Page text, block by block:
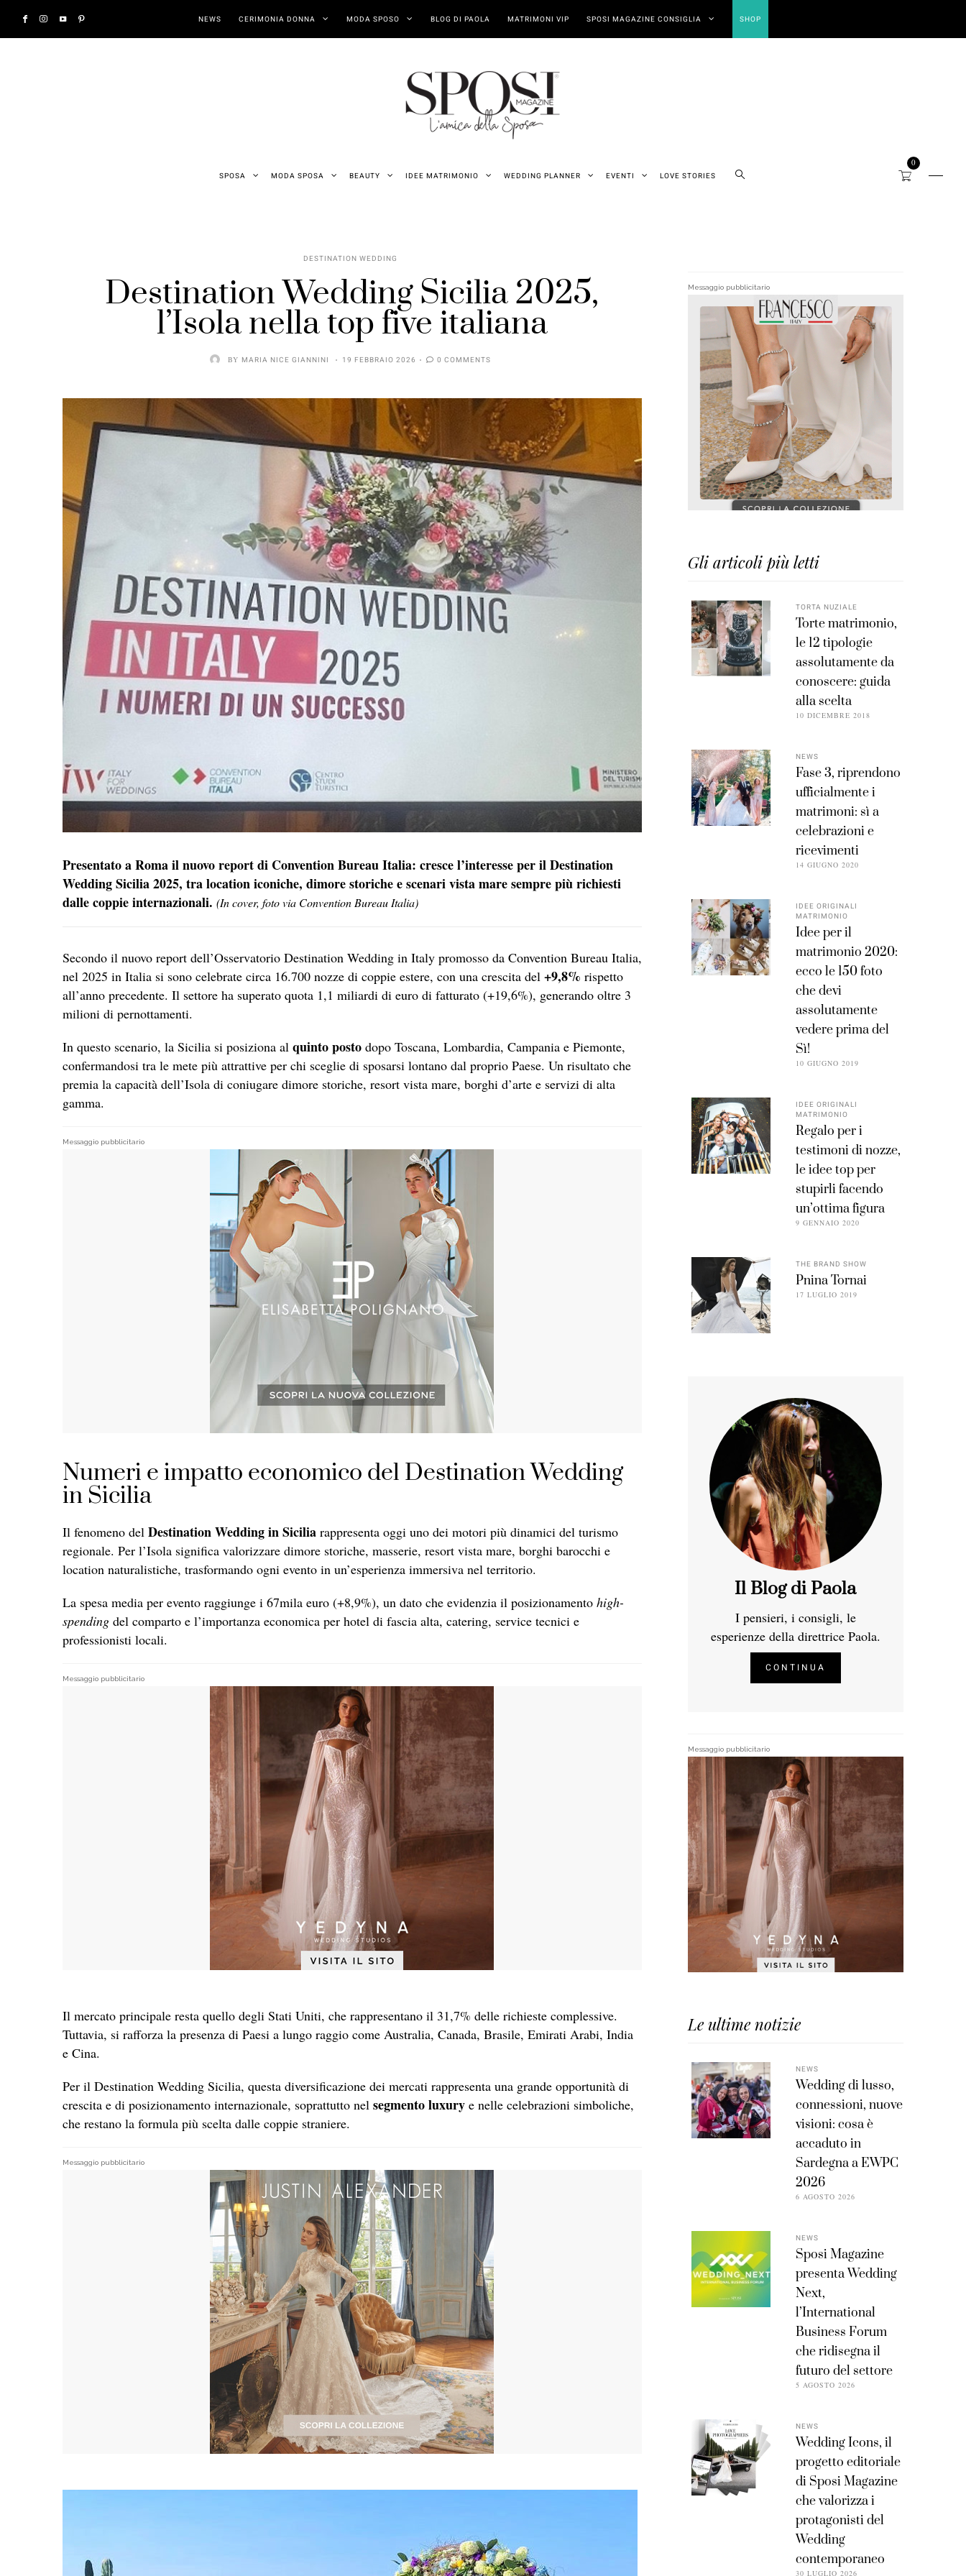
NEWS CERIMONIA DONNA MODA SPOSO BLOG DI PAOLA MATRIMONI VIP SPOSI MAGAZINE CONSIGLIA SHOP
SPOSA MODA SPOSA BEAUTY IDEE MATRIMONIO WEDDING PLANNER EVENTI LOVE STORIES
0
DESTINATION WEDDING
Destination Wedding Sicilia 2025,
l’Isola nella top five italiana
BY MARIA NICE GIANNINI 19 FEBBRAIO 2026 0 COMMENTS
Presentato a Roma il nuovo report di Convention Bureau Italia: cresce l’interesse per il Destination
Wedding Sicilia 2025, tra location iconiche, dimore storiche e scenari vista mare sempre più richiesti
dalle coppie internazionali. (In cover, foto via Convention Bureau Italia)
Secondo il nuovo report dell’Osservatorio Destination Wedding in Italy promosso da Convention Bureau Italia,
nel 2025 in Italia si sono celebrate circa 16.700 nozze di coppie estere, con una crescita del +9,8% rispetto
all’anno precedente. Il settore ha superato quota 1,1 miliardi di euro di fatturato (+19,6%), generando oltre 3
milioni di pernottamenti.
In questo scenario, la Sicilia si posiziona al quinto posto dopo Toscana, Lombardia, Campania e Piemonte,
confermandosi tra le mete più attrattive per chi sceglie di sposarsi lontano dal proprio Paese. Un risultato che
premia la capacità dell’Isola di coniugare dimore storiche, resort vista mare, borghi d’arte e servizi di alta
gamma.
Messaggio pubblicitario
Numeri e impatto economico del Destination Wedding
in Sicilia
Il fenomeno del Destination Wedding in Sicilia rappresenta oggi uno dei motori più dinamici del turismo
regionale. Per l’Isola significa valorizzare dimore storiche, masserie, resort vista mare, borghi barocchi e
location naturalistiche, trasformando ogni evento in un’esperienza immersiva nel territorio.
La spesa media per evento raggiunge i 67mila euro (+8,9%), un dato che evidenzia il posizionamento high-
spending del comparto e l’importanza economica per hotel di fascia alta, catering, service tecnici e
professionisti locali.
Messaggio pubblicitario
Il mercato principale resta quello degli Stati Uniti, che rappresentano il 31,7% delle richieste complessive.
Tuttavia, si rafforza la presenza di Paesi a lungo raggio come Australia, Canada, Brasile, Emirati Arabi, India
e Cina.
Per il Destination Wedding Sicilia, questa diversificazione dei mercati rappresenta una grande opportunità di
crescita e di posizionamento internazionale, soprattutto nel segmento luxury e nelle celebrazioni simboliche,
che restano la formula più scelta dalle coppie straniere.
Messaggio pubblicitario
Messaggio pubblicitario
Gli articoli più letti
TORTA NUZIALE
Torte matrimonio,
le 12 tipologie
assolutamente da
conoscere: guida
alla scelta
10 DICEMBRE 2018
NEWS
Fase 3, riprendono
ufficialmente i
matrimoni: sì a
celebrazioni e
ricevimenti
14 GIUGNO 2020
IDEE ORIGINALI
MATRIMONIO
Idee per il
matrimonio 2020:
ecco le 150 foto
che devi
assolutamente
vedere prima del
Sì!
10 GIUGNO 2019
IDEE ORIGINALI
MATRIMONIO
Regalo per i
testimoni di nozze,
le idee top per
stupirli facendo
un’ottima figura
9 GENNAIO 2020
THE BRAND SHOW
Pnina Tornai
17 LUGLIO 2019
Il Blog di Paola
I pensieri, i consigli, le
esperienze della direttrice Paola.
CONTINUA
Messaggio pubblicitario
Le ultime notizie
NEWS
Wedding di lusso,
connessioni, nuove
visioni: cosa è
accaduto in
Sardegna a EWPC
2026
6 AGOSTO 2026
NEWS
Sposi Magazine
presenta Wedding
Next,
l’International
Business Forum
che ridisegna il
futuro del settore
5 AGOSTO 2026
NEWS
Wedding Icons, il
progetto editoriale
di Sposi Magazine
che valorizza i
protagonisti del
Wedding
contemporaneo
30 LUGLIO 2026